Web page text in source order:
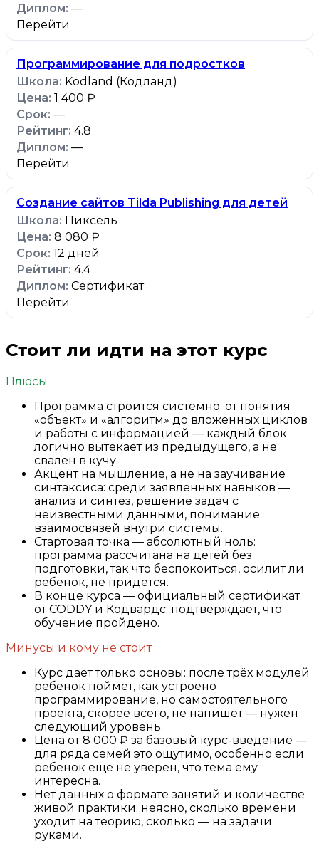
—
Перейти
Программирование для подростков
Kodland (Кодланд)
1 400 ₽
—
4.8
—
Перейти
Создание сайтов Tilda Publishing для детей
Пиксель
8 080 ₽
12 дней
4.4
Сертификат
Перейти
Стоит ли идти на этот курс
Плюсы
Программа строится системно: от понятия
«объект» и «алгоритм» до вложенных циклов
и работы с информацией — каждый блок
логично вытекает из предыдущего, а не
свален в кучу.
Акцент на мышление, а не на заучивание
синтаксиса: среди заявленных навыков —
анализ и синтез, решение задач с
неизвестными данными, понимание
взаимосвязей внутри системы.
Стартовая точка — абсолютный ноль:
программа рассчитана на детей без
подготовки, так что беспокоиться, осилит ли
ребёнок, не придётся.
В конце курса — официальный сертификат
от CODDY и Кодвардс: подтверждает, что
обучение пройдено.
Минусы и кому не стоит
Курс даёт только основы: после трёх модулей
ребёнок поймёт, как устроено
программирование, но самостоятельного
проекта, скорее всего, не напишет — нужен
следующий уровень.
Цена от 8 000 ₽ за базовый курс-введение —
для ряда семей это ощутимо, особенно если
ребёнок ещё не уверен, что тема ему
интересна.
Нет данных о формате занятий и количестве
живой практики: неясно, сколько времени
уходит на теорию, сколько — на задачи
руками.